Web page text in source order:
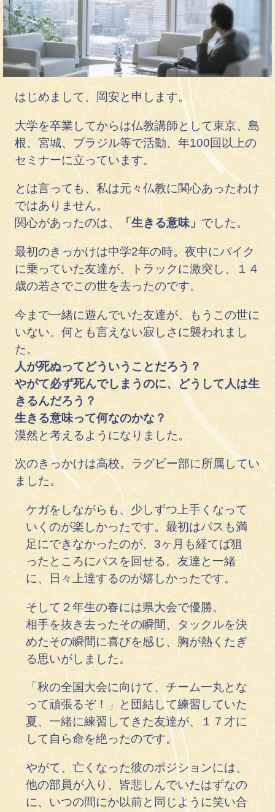
はじめまして、岡安と申します。
大学を卒業してからは仏教講師として東京、島
根、宮城、ブラジル等で活動、年100回以上の
セミナーに立っています。
とは言っても、私は元々仏教に関心あったわけ
ではありません。
関心があったのは、
「生きる意味」 でした。
最初のきっかけは中学2年の時。夜中にバイク
に乗っていた友達が、トラックに激突し、１４
歳の若さでこの世を去ったのです。
今まで一緒に遊んでいた友達が、もうこの世に
いない。何とも言えない寂しさに襲われまし
た。
人が死ぬってどういうことだろう？
やがて必ず死んでしまうのに、どうして人は生
きるんだろう？
生きる意味って何なのかな？
漠然と考えるようになりました。
次のきっかけは高校。ラグビー部に所属してい
ました。
ケガをしながらも、少しずつ上手くなって
いくのが楽しかったです。最初はパスも満
足にできなかったのが、3ヶ月も経てば狙
ったところにパスを回せる。友達と一緒
に、日々上達するのが嬉しかったです。
そして２年生の春には県大会で優勝。
相手を抜き去ったその瞬間、タックルを決
めたその瞬間に喜びを感じ、胸が熱くたぎ
る思いがしました。
「秋の全国大会に向けて、チーム一丸とな
って頑張るぞ！」と団結して練習していた
夏、一緒に練習してきた友達が、１７才に
して自ら命を絶ったのです。
やがて、亡くなった彼のポジションには、
他の部員が入り、皆悲しんでいたはずなの
に、いつの間にか以前と同じように笑い合